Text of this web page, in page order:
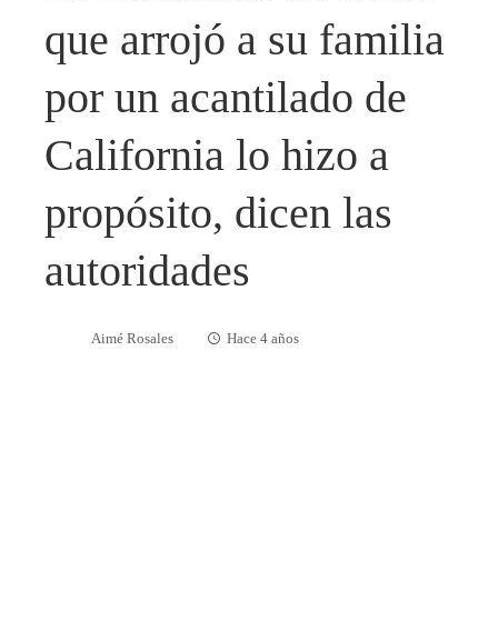
que arrojó a su familia
por un acantilado de
California lo hizo a
propósito, dicen las
autoridades
Aimé Rosales Hace 4 años